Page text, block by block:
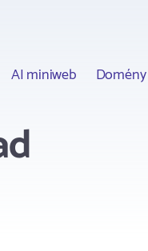
AI miniweb Domény